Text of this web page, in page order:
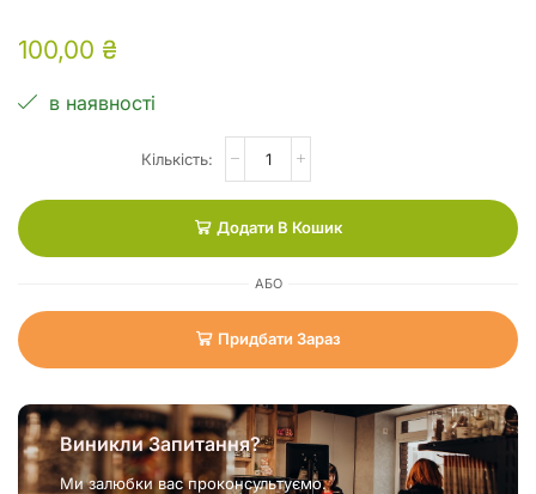
100,00 ₴
в наявності
Додати В Кошик
АБО
Придбати Зараз
Виникли Запитання?
Ми залюбки вас проконсультуємо.